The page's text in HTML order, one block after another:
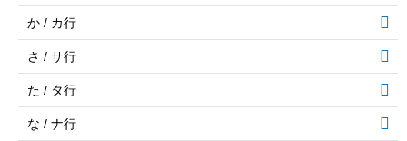
か / カ行
さ / サ行
た / タ行
な / ナ行